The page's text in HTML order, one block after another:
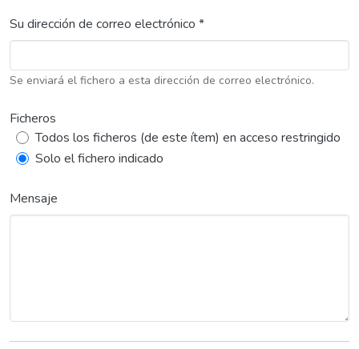
Su dirección de correo electrónico *
Se enviará el fichero a esta dirección de correo electrónico.
Ficheros
Todos los ficheros (de este ítem) en acceso restringido
Solo el fichero indicado
Mensaje